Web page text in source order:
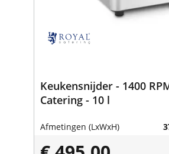
Keukensnijder - 1400
Catering - 10 l
Afmetingen (LxWxH)